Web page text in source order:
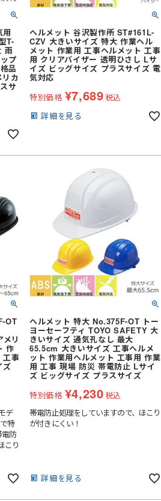
用
T-
雨
プ
品
カ
サ
ヘルメット 谷沢製作所 ST#161L-
CZV 大きいサイズ 特大 作業ヘル
メット 作業用 工事ヘルメット 工事
用 クリアバイザー 透明ひさし Lサ
イズ ビッグサイズ プラスサイズ 電
気対応
特別価格 ¥7,689税込
詳細を見る
OT
リ
作
工事
ズ
デ
特
防
こり
ヘルメット 特大 No.375F-OT トー
ヨーセーフティ TOYO SAFETY 大
きいサイズ 通気孔なし 最大
65.5cm 大きいサイズ 工事ヘルメ
ット 作業用ヘルメット 工事用 作業
用 工事 現場 防災 帯電防止 Lサイ
ズ ビッグサイズ プラスサイズ
特別価格 ¥4,230税込
帯電防止処理をしていますので、ほこり
が付きにくい！
詳細を見る
乗車兼用 (自転車・バイク)
熱中症対策ヘルメット
学童・幼児用
シールド・バイザー
保護面・ゴーグル
保護帽収納用品
地下足袋
長靴・ゴム長・レインブーツ
紐なし (スリッポン)
インソール
紳士靴
オーバーオール・サロペット
ポンチョ
レインコート
レインスーツ（上下セット）
ハーネス型 (1丁掛け 第1種)
ハーネス型 (2丁掛け 第1種)
胴ベルト型
傾斜面用 (ワークポジショニン
消防・レスキュー用
親綱・関連用品 (ロリップ等)
胸章・ワッペン
防災面 (フェイスシールド)
作業ベルト・作業エプロン
純綿軍手
特紡軍手 (トクボー)
滑り止め軍手 (ビニボツ)
7ゲージ軍手 (厚手)
13ゲージ軍手 (薄手)
アウトドア用軍手
人造皮革手袋 (合皮)
コーディング手袋
ゴム手袋・ビニール手袋
耐熱・耐火手袋
低発塵・クリーンルーム用手袋
七分袖
和風・鯉口シャツ
和風パンツ・スカート（下衣）
サロンエプロン
厨房・調理エプロン
襟付きベスト
カマーベスト
スタンドカラー
その他襟型